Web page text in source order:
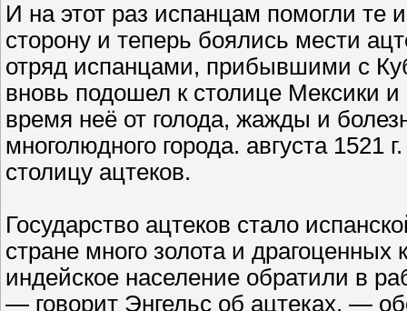
И на этот раз испанцам помогли те
сторону и теперь боялись мести
отряд испанцами, прибывшими с
вновь подошел к столице Мексики
время неё от голода, жажды и
многолюдного города. августа
столицу ацтеков.
Государство ацтеков стало
стране много золота и
индейское население обратили в
— говорит Энгельс об ацтеках, —